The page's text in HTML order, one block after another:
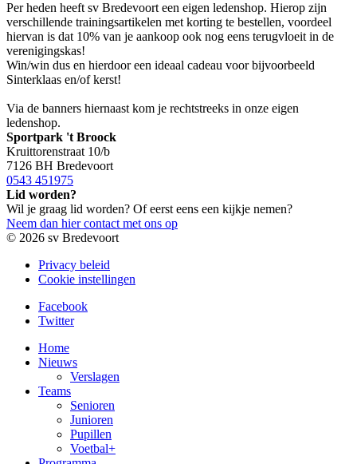
Per heden heeft sv Bredevoort een eigen ledenshop. Hierop zijn
verschillende trainingsartikelen met korting te bestellen, voordeel
hiervan is dat 10% van je aankoop ook nog eens terugvloeit in de
verenigingskas!
Win/win dus en hierdoor een ideaal cadeau voor bijvoorbeeld
Sinterklaas en/of kerst!
Via de banners hiernaast kom je rechtstreeks in onze eigen
ledenshop.
Sportpark 't Broock
Kruittorenstraat 10/b
7126 BH Bredevoort
0543 451975
Lid worden?
Wil je graag lid worden? Of eerst eens een kijkje nemen?
Neem dan hier contact met ons op
© 2026 sv Bredevoort
Privacy beleid
Cookie instellingen
Facebook
Twitter
Home
Nieuws
Verslagen
Teams
Senioren
Junioren
Pupillen
Voetbal+